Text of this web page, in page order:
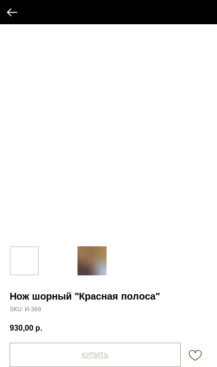
Нож шорный "Красная полоса"
SKU: И-369
930,00 р.
КУПИТЬ